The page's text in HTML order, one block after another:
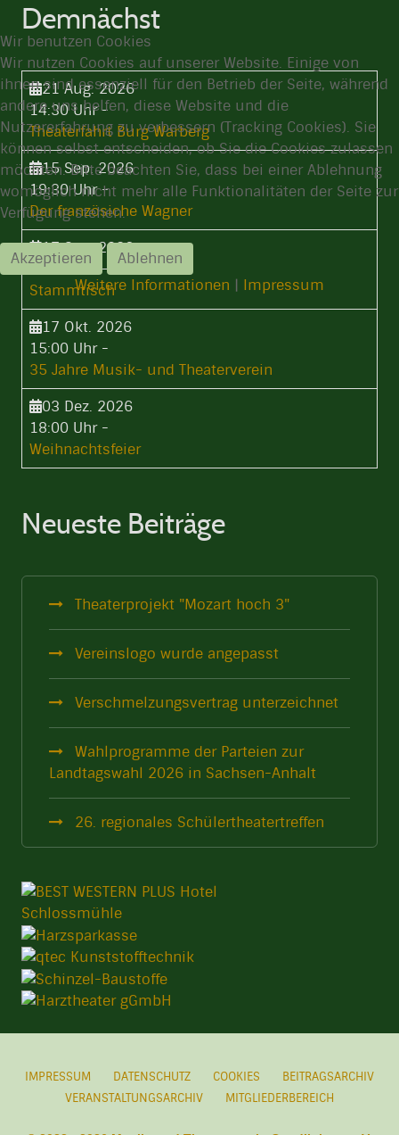
Demnächst
21 Aug. 2026
14:30 Uhr-
Theaterfahrt Burg Warberg
15 Sep. 2026
19:30 Uhr-
Der französiche Wagner
17 Sep. 2026
19:30 Uhr -
Stammtisch
17 Okt. 2026
15:00 Uhr-
35 Jahre Musik- und Theaterverein
03 Dez. 2026
18:00 Uhr-
Weihnachtsfeier
Neueste Beiträge
Theaterprojekt "Mozart hoch 3"
Vereinslogo wurde angepasst
Verschmelzungsvertrag unterzeichnet
Wahlprogramme der Parteien zur
Landtagswahl 2026 in Sachsen-Anhalt
26. regionales Schülertheatertreffen
IMPRESSUM DATENSCHUTZ COOKIES
BEITRAGSARCHIV
VERANSTALTUNGSARCHIV
MITGLIEDERBEREICH
Wir benutzen Cookies
Wir nutzen Cookies auf unserer Website. Einige von
ihnen sind essenziell für den Betrieb der Seite, während
andere uns helfen, diese Website und die
Nutzererfahrung zu verbessern (Tracking Cookies). Sie
können selbst entscheiden, ob Sie die Cookies zulassen
möchten. Bitte beachten Sie, dass bei einer Ablehnung
womöglich nicht mehr alle Funktionalitäten der Seite zur
Verfügung stehen.
Akzeptieren
Ablehnen
Weitere Informationen | Impressum